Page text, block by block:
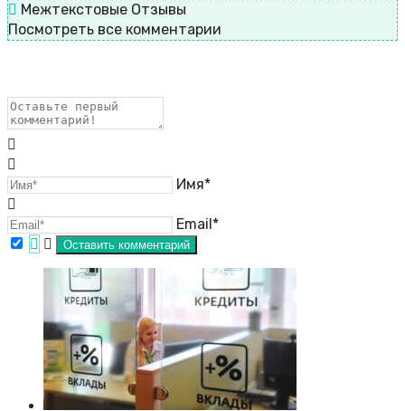
Межтекстовые Отзывы
Посмотреть все комментарии
Имя*
Email*